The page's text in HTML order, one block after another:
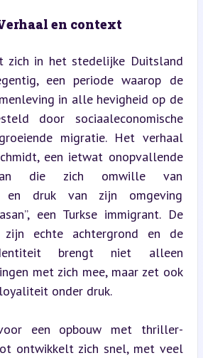
en context
zich in het stedelijke Duitsland
een periode waarop de
in alle hevigheid op de
door sociaaleconomische
migratie. Het verhaal
een ietwat onopvallende
die zich omwille van
en druk van zijn omgeving
een Turkse immigrant. De
zijn echte achtergrond en de
brengt niet alleen
met zich mee, maar zet ook
onder druk.
een opbouw met thriller-
ontwikkelt zich snel, met veel